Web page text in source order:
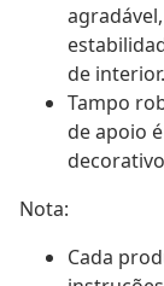
de interior.
Tampo
de apoio
Nota:
Cada